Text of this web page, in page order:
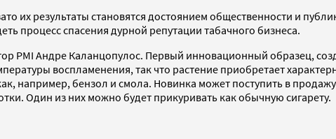
их результаты становятся достоянием общественности и
процесс спасения дурной репутации табачного бизнеса.
PMI Андре Каланцопулос. Первый инновационный образец,
воспламенения, так что растение приобретает
например, бензол и смола. Новинка может поступить в
Один из них можно будет прикуривать как обычную сигарету.